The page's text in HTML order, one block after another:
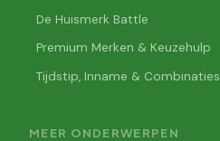
De Huismerk Battle
Premium Merken & Keuzehulp
Tijdstip, Inname & Combinaties
MEER ONDERWERPEN